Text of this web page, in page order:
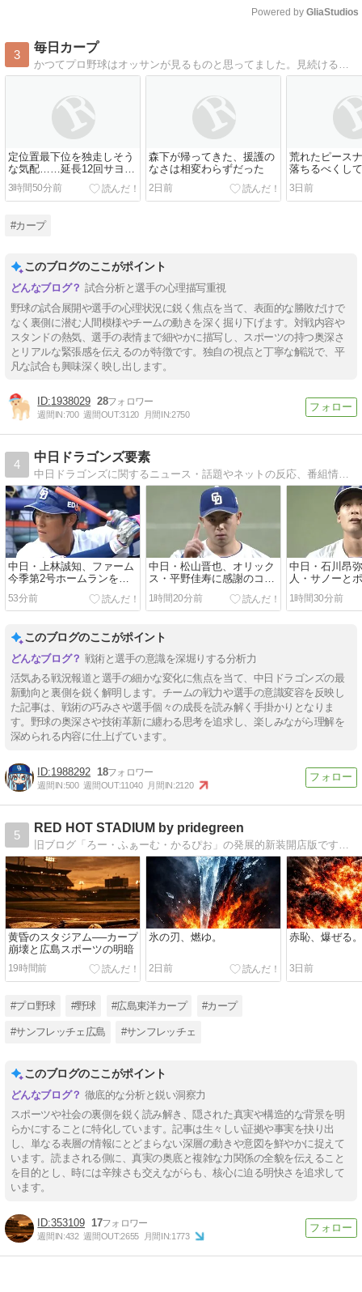
Powered by GliaStudios
3
毎日カープ
かつてプロ野球はオッサンが見るものと思ってました。見続けると、こんなに面白く、毎日発見があるとは〜。
定位置最下位を独走しそう
な気配……延長12回サヨナ
ラ負けで4連敗
3時間50分前
森下が帰ってきた、援護の
なさは相変わらずだった
2日前
荒れたピース
落ちるべくし
3日前
#カープ
このブログのここがポイント
試合分析と選手の心理描写重視
野球の試合展開や選手の心理状況に鋭く焦点を当て、表面的な勝敗だけで
なく裏側に潜む人間模様やチームの動きを深く掘り下げます。対戦内容や
スタンドの熱気、選手の表情まで細やかに描写し、スポーツの持つ奥深さ
とリアルな緊張感を伝えるのが特徴です。独自の視点と丁寧な解説で、平
凡な試合も興味深く映し出します。
1938029 28
週間IN:700 週間OUT:3120 月間IN:2750
4
中日ドラゴンズ要素
中日ドラゴンズに関するニュース・話題やネットの反応、番組情報をまとめるブログです。
中日・上林誠知、ファーム
今季第2号ホームランを放
ったことについて語る
53分前
中日・松山晋也、オリック
ス・平野佳寿に感謝のコメ
ント
1時間20分前
中日・石川昂
人・サノーと
て話す
1時間30分前
このブログのここがポイント
戦術と選手の意識を深堀りする分析力
活気ある戦況報道と選手の細かな変化に焦点を当て、中日ドラゴンズの最
新動向と裏側を鋭く解明します。チームの戦力や選手の意識変容を反映し
た記事は、戦術の巧みさや選手個々の成長を読み解く手掛かりとなりま
す。野球の奥深さや技術革新に纏わる思考を追求し、楽しみながら理解を
深められる内容に仕上げています。
1988292 18
週間IN:500 週間OUT:11040 月間IN:2120
5
RED HOT STADIUM by pridegreen
旧ブログ「ろー・ふぁーむ・かるぴお」の発展的新装開店版です。相変わらずカープやサンフレ、そのほかよしなしごとについて語ります。
黄昏のスタジアム──カープ
崩壊と広島スポーツの明暗
19時間前
氷の刃、燃ゆ。
2日前
赤恥、爆ぜる。
3日前
#プロ野球 #野球 #広島東洋カープ #カープ
#サンフレッチェ広島 #サンフレッチェ
このブログのここがポイント
徹底的な分析と鋭い洞察力
スポーツや社会の裏側を鋭く読み解き、隠された真実や構造的な背景を明
らかにすることに特化しています。記事は生々しい証拠や事実を抉り出
し、単なる表層の情報にとどまらない深層の動きや意図を鮮やかに捉えて
います。読まされる側に、真実の奥底と複雑な力関係の全貌を伝えること
を目的とし、時には辛辣さも交えながらも、核心に迫る明快さを追求して
います。
353109 17
週間IN:432 週間OUT:2655 月間IN:1773